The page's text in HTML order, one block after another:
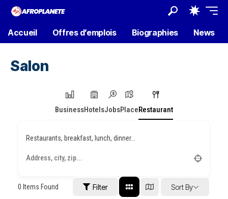
Accueil Offres d’emplois Biographies News
Salon
BusinessHotelsJobsPlaceRestaurant
Restaurants, breakfast, lunch, dinner...
0 Items Found Filter Sort By